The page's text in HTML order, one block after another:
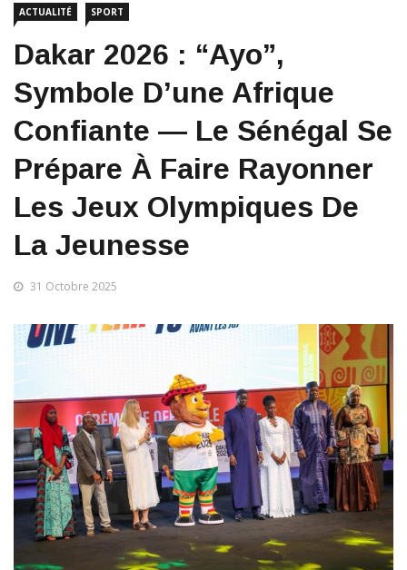
ACTUALITÉ SPORT
Dakar 2026 : “Ayo”,
Symbole D’une Afrique
Confiante — Le Sénégal Se
Prépare À Faire Rayonner
Les Jeux Olympiques De
La Jeunesse
31 Octobre 2025